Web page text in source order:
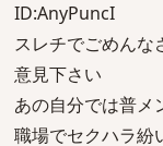
ID:AnyPuncI
スレチでごめんな
意見下さい
あの自分では普メ
職場でセクハラ紛